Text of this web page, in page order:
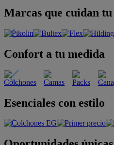
Marcas que cuidan tu
Confort a tu medida
Esenciales con estilo